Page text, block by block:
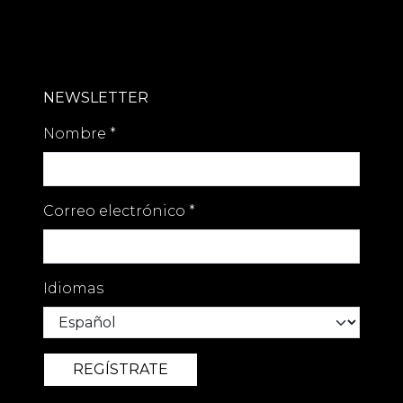
unos minutos.
NEWSLETTER
Nombre *
Correo electrónico *
Idiomas